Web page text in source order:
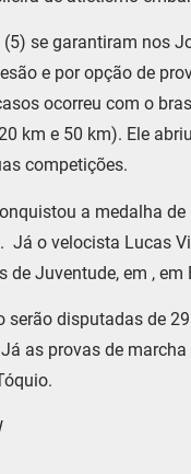
se garantiram nos
e por opção de
ocorreu com o
km e 50 km). Ele
competições.
a medalha
Já o velocista Lucas
Juventude, em , em
serão disputadas de
as provas de